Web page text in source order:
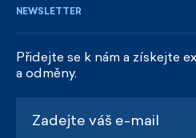
NEWSLETTER
Přidejte se k nám a získejte
a odměny.